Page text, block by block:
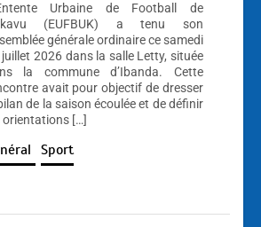
Urbaine de Football de
(EUFBUK) a tenu son
générale ordinaire ce samedi
juillet 2026 dans la salle Letty, située
la commune d’Ibanda. Cette
avait pour objectif de dresser
de la saison écoulée et de définir
orientations […]
Sport